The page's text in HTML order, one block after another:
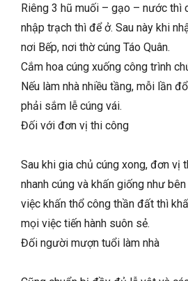
Riêng 3 hũ muối – gạo – nước thì
nhập trạch thì để ở. Sau này khi
nơi Bếp, nơi thờ cúng Táo Quân.
Cắm hoa cúng xuống công trình
Nếu làm nhà nhiều tầng, mỗi lần
phải sắm lễ cúng vái.
Đối với đơn vị thi công
Sau khi gia chủ cúng xong, đơn vị
nhanh cúng và khấn giống như
việc khấn thổ công thần đất thì
mọi việc tiến hành suôn sẻ.
Đối người mượn tuổi làm nhà